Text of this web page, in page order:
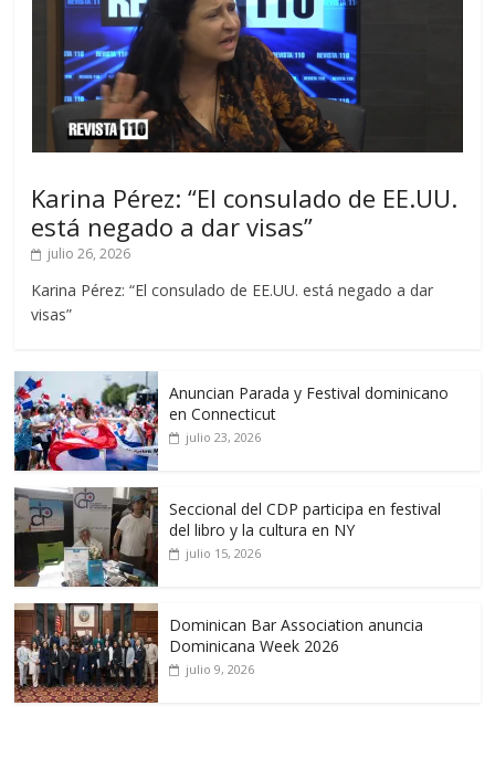
Karina Pérez: “El consulado de EE.UU.
está negado a dar visas”
julio 26, 2026
Karina Pérez: “El consulado de EE.UU. está negado a dar
visas”
Anuncian Parada y Festival dominicano
en Connecticut
julio 23, 2026
Seccional del CDP participa en festival
del libro y la cultura en NY
julio 15, 2026
Dominican Bar Association anuncia
Dominicana Week 2026
julio 9, 2026